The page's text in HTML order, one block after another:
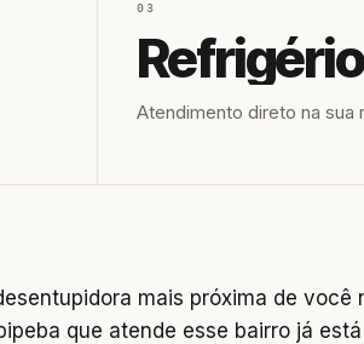
03
Refrigério
Atendimento direto na sua
mais próxima de você
que atende esse bairro já